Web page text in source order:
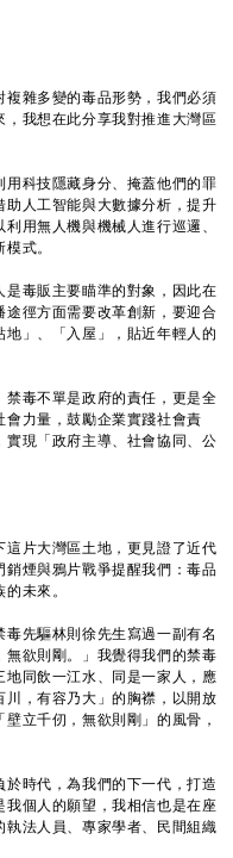
雜多變的毒品形勢，我們必須
我想在此分享我對推進大灣區
科技隱藏身分、掩蓋他們的罪
人工智能與大數據分析，提升
用無人機與機械人進行巡邏、
式。
毒販主要瞄準的對象，因此在
徑方面需要改革創新，要迎合
」、「入屋」，貼近年輕人的
毒不單是政府的責任，更是全
力量，鼓勵企業實踐社會責
現「政府主導、社會協同、公
片大灣區土地，更見證了近代
煙與鴉片戰爭提醒我們：毒品
未來。
先驅林則徐先生寫過一副有名
欲則剛。」我覺得我們的禁毒
同飲一江水、同是一家人，應
，有容乃大」的胸襟，以開放
立千仞，無欲則剛」的風骨，
時代，為我們的下一代，打造
個人的願望，我相信也是在座
法人員、專家學者、民間組織